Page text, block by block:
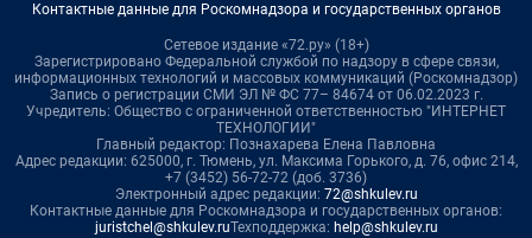
Контактные данные для Роскомнадзора и государственных органов
Сетевое издание «72.ру» (18+)
Зарегистрировано Федеральной службой по надзору в сфере связи,
информационных технологий и массовых коммуникаций (Роскомнадзор)
Запись о регистрации СМИ ЭЛ № ФС 77– 84674 от 06.02.2023 г.
Учредитель: Общество с ограниченной ответственностью "ИНТЕРНЕТ
ТЕХНОЛОГИИ"
Главный редактор: Познахарева Елена Павловна
Адрес редакции: 625000, г. Тюмень, ул. Максима Горького, д. 76, офис 214,
+7 (3452) 56-72-72 (доб. 3736)
Электронный адрес редакции: 72@shkulev.ru
Контактные данные для Роскомнадзора и государственных органов:
juristchel@shkulev.ruТехподдержка: help@shkulev.ru